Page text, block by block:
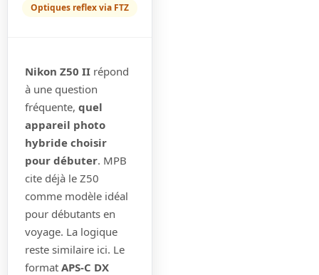
Optiques reflex via FTZ
Nikon Z50 II répond
à une question
fréquente, quel
appareil photo
hybride choisir
pour débuter. MPB
cite déjà le Z50
comme modèle idéal
pour débutants en
voyage. La logique
reste similaire ici. Le
format APS-C DX